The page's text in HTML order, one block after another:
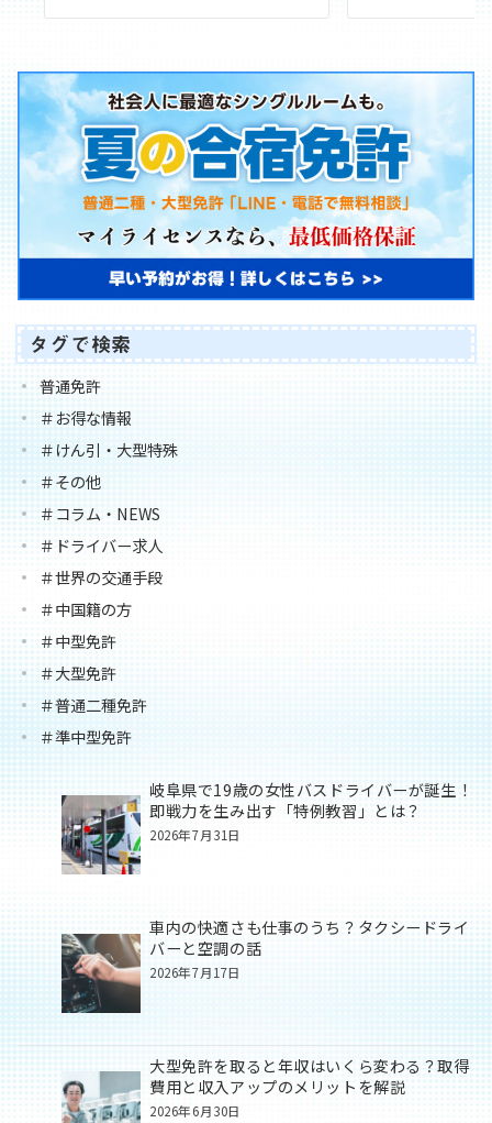
タグで検索
普通免許
＃お得な情報
＃けん引・大型特殊
＃その他
＃コラム・NEWS
＃ドライバー求人
＃世界の交通手段
＃中国籍の方
＃中型免許
＃大型免許
＃普通二種免許
＃準中型免許
岐阜県で19歳の女性バスドライバーが誕生！
即戦力を生み出す「特例教習」とは？
2026年7月31日
車内の快適さも仕事のうち？タクシードライ
バーと空調の話
2026年7月17日
大型免許を取ると年収はいくら変わる？取得
費用と収入アップのメリットを解説
2026年6月30日